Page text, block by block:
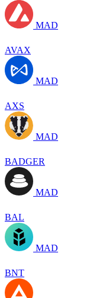
MAD
AVAX
MAD
AXS
MAD
BADGER
MAD
BAL
MAD
BNT